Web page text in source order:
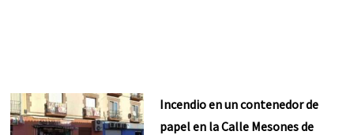
Incendio en un contenedor de
papel en la Calle Mesones de